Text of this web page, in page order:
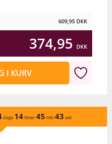
609,95 DKK
374,95 DKK
I KURV
dage 14timer45 min 43 sek